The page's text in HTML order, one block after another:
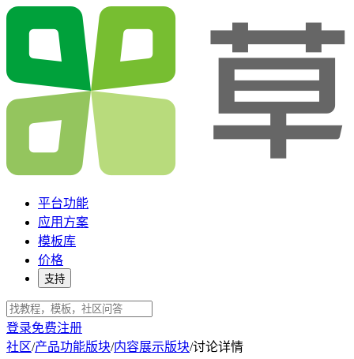
平台功能
应用方案
模板库
价格
支持
登录免费注册
社区/产品功能版块/内容展示版块/讨论详情